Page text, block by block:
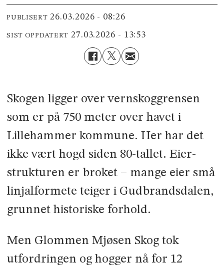
PUBLISERT 26.03.2026 - 08:26
SIST OPPDATERT 27.03.2026 - 13:53
Skogen ligger over vernskoggrensen
som er på 750 meter over havet i
Lillehammer kommune. Her har det
ikke vært hogd siden 80-tallet. Eier­
strukturen er broket – mange eier små
linjalformete teiger i Gudbrands­dalen,
grunnet historiske forhold.
Men Glommen Mjøsen Skog tok
utfordringen og hogger nå for 12